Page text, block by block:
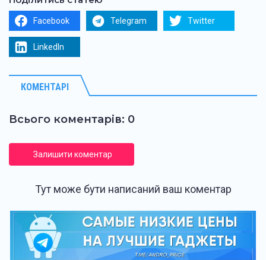
Facebook Telegram Twitter
LinkedIn
КОМЕНТАРІ
Всього коментарів: 0
Залишити коментар
Тут може бути написаний ваш коментар